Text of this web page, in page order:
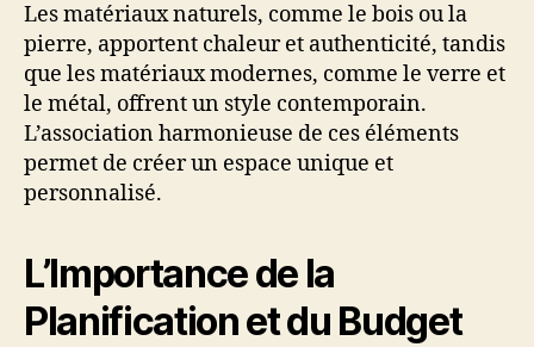
Les matériaux naturels, comme le bois ou la
pierre, apportent chaleur et authenticité, tandis
que les matériaux modernes, comme le verre et
le métal, offrent un style contemporain.
L’association harmonieuse de ces éléments
permet de créer un espace unique et
personnalisé.
L’Importance de la
Planification et du Budget